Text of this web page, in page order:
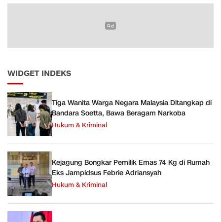
WIDGET INDEKS
Tiga Wanita Warga Negara Malaysia Ditangkap di
Bandara Soetta, Bawa Beragam Narkoba
Hukum & Kriminal
Kejagung Bongkar Pemilik Emas 74 Kg di Rumah
Eks Jampidsus Febrie Adriansyah
Hukum & Kriminal